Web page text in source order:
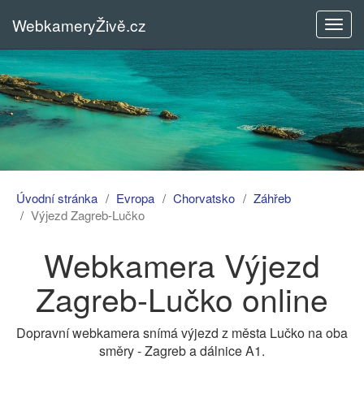
menu
WebkameryŽivě.cz
Úvodní stránka Evropa Chorvatsko
Záhřeb
Výjezd Zagreb-Lučko
Webkamera Výjezd
Zagreb-Lučko online
Dopravní webkamera snímá výjezd z města Lučko na oba
směry - Zagreb a dálnice A1.